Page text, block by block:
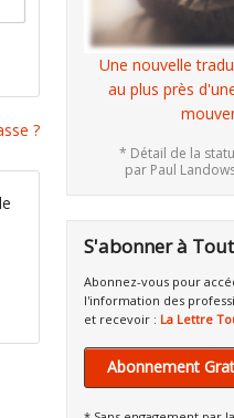
?
Une nouvelle
au plus près
* Détail de la
par Paul
S'abonner à
Abonnez-vous pour
l'information des
et recevoir : La Lettre
Abonnement